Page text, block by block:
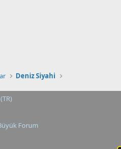
Deniz Siyahi
Forum